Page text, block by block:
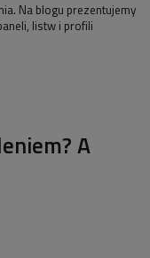
Na blogu prezentujemy
listw i profili
A